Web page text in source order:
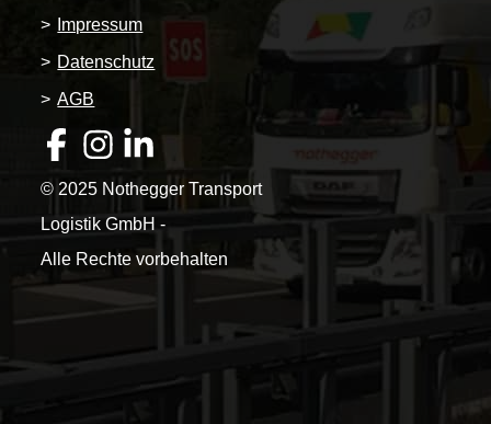
>
Impressum
> Datenschutz
> AGB
© 2025 Nothegger Transport
Logistik GmbH -
Alle Rechte vorbehalten